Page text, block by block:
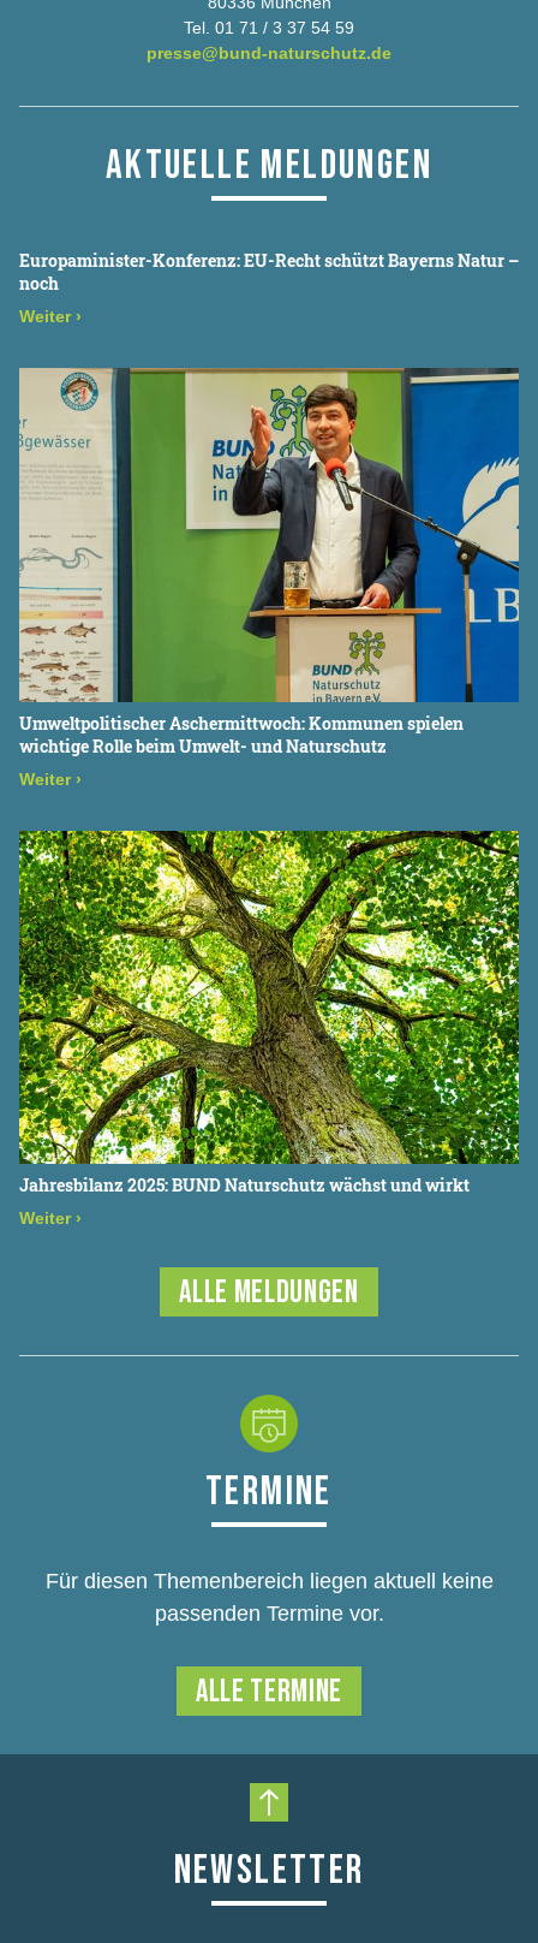
Tel. 01 71 / 3 37 54 59
presse@bund-naturschutz.de
AKTUELLE MELDUNGEN
Europaminister-Konferenz: EU-Recht schützt Bayerns Natur –
noch
Weiter ›
Umweltpolitischer Aschermittwoch: Kommunen spielen
wichtige Rolle beim Umwelt- und Naturschutz
Weiter ›
Jahresbilanz 2025: BUND Naturschutz wächst und wirkt
Weiter ›
ALLE MELDUNGEN
TERMINE
Für diesen Themenbereich liegen aktuell keine
passenden Termine vor.
ALLE TERMINE
Nach oben scrollen
NEWSLETTER